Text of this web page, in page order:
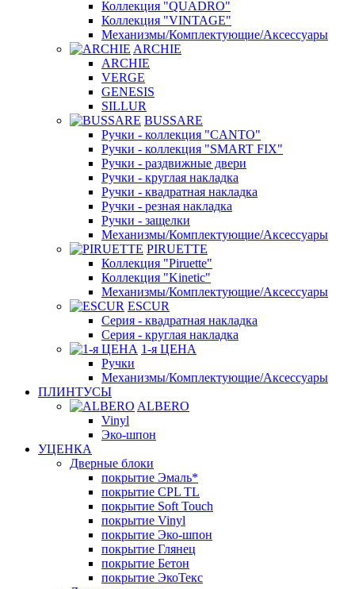
Коллекция "QUADRO"
Коллекция "VINTAGE"
Механизмы/Комплектующие/Аксессуары
ARCHIE
ARCHIE
VERGE
GENESIS
SILLUR
BUSSARE
Ручки - коллекция "CANTO"
Ручки - коллекция "SMART FIX"
Ручки - раздвижные двери
Ручки - круглая накладка
Ручки - квадратная накладка
Ручки - резная накладка
Ручки - защелки
Механизмы/Комплектующие/Аксессуары
PIRUETTE
Коллекция "Piruette"
Коллекция "Kinetic"
Механизмы/Комплектующие/Аксессуары
ESCUR
Серия - квадратная накладка
Серия - круглая накладка
1-я ЦЕНА
Ручки
Механизмы/Комплектующие/Аксессуары
ПЛИНТУСЫ
ALBERO
Vinyl
Эко-шпон
УЦЕНКА
Дверные блоки
покрытие Эмаль*
покрытие CPL TL
покрытие Soft Touch
покрытие Vinyl
покрытие Эко-шпон
покрытие Глянец
покрытие Бетон
покрытие ЭкоТекс